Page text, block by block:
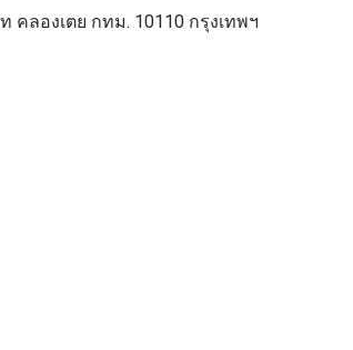
ลองเตย กทม. 10110 กรุงเทพฯ